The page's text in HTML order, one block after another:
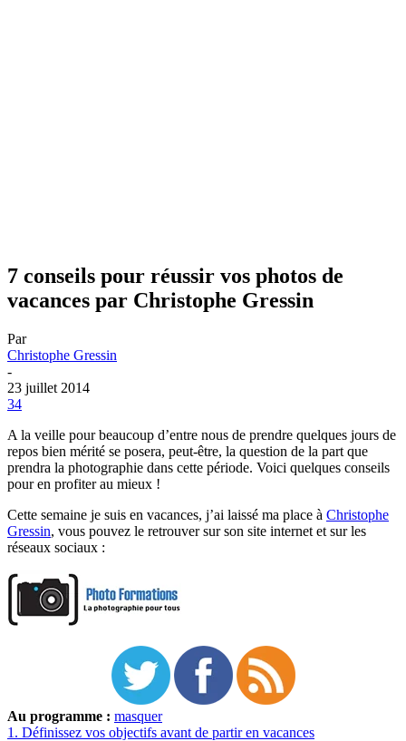
7 conseils pour réussir vos photos de
vacances par Christophe Gressin
Par
Christophe Gressin
-
23 juillet 2014
34
A la veille pour beaucoup d’entre nous de prendre quelques jours de
repos bien mérité se posera, peut-être, la question de la part que
prendra la photographie dans cette période. Voici quelques conseils
pour en profiter au mieux !
Cette semaine je suis en vacances, j’ai laissé ma place à Christophe
Gressin, vous pouvez le retrouver sur son site internet et sur les
réseaux sociaux :
Au programme : masquer
1. Définissez vos objectifs avant de partir en vacances